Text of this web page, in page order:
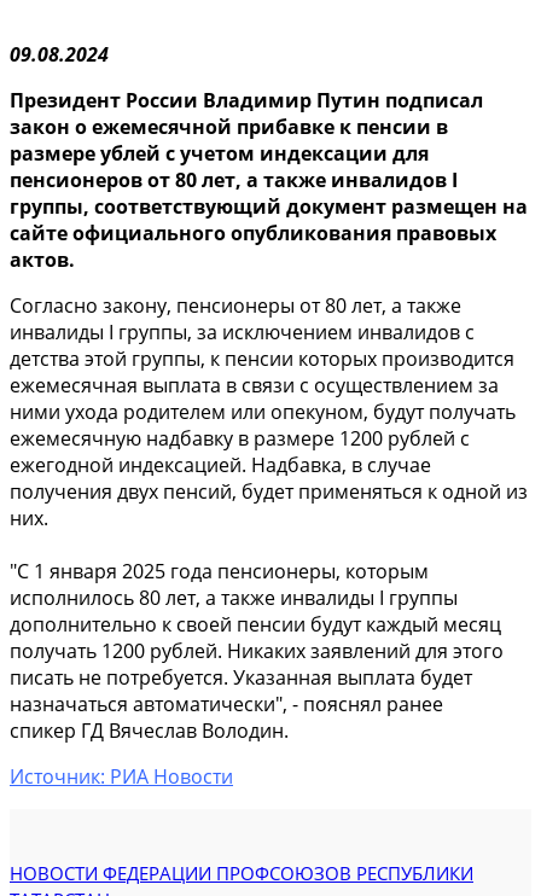
09.08.2024
Президент России Владимир Путин подписал
закон о ежемесячной прибавке к пенсии в
размере ублей с учетом индексации для
пенсионеров от 80 лет, а также инвалидов I
группы, соответствующий документ размещен на
сайте официального опубликования правовых
актов.
Согласно закону, пенсионеры от 80 лет, а также
инвалиды I группы, за исключением инвалидов с
детства этой группы, к пенсии которых производится
ежемесячная выплата в связи с осуществлением за
ними ухода родителем или опекуном, будут получать
ежемесячную надбавку в размере 1200 рублей с
ежегодной индексацией. Надбавка, в случае
получения двух пенсий, будет применяться к одной из
них.
"С 1 января 2025 года пенсионеры, которым
исполнилось 80 лет, а также инвалиды I группы
дополнительно к своей пенсии будут каждый месяц
получать 1200 рублей. Никаких заявлений для этого
писать не потребуется. Указанная выплата будет
назначаться автоматически", - пояснял ранее
спикер ГД Вячеслав Володин.
Источник: РИА Новости
НОВОСТИ ФЕДЕРАЦИИ ПРОФСОЮЗОВ РЕСПУБЛИКИ